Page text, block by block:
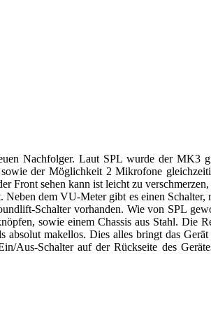
Nachfolger. Laut SPL wurde der MK3
der Möglichkeit 2 Mikrofone
Front sehen kann ist leicht zu
dem VU-Meter gibt es einen
Schalter vorhanden. Wie von SPL
sowie einem Chassis aus Stahl. Die
makellos. Dies alles bringt das
Aus-Schalter auf der Rückseite des